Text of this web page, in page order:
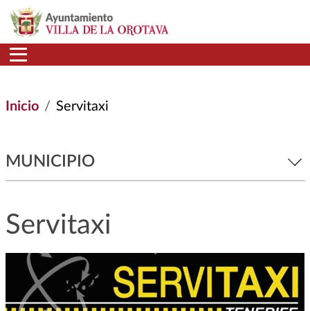
Pasar al contenido principal
Inicio Servitaxi
MUNICIPIO
Servitaxi